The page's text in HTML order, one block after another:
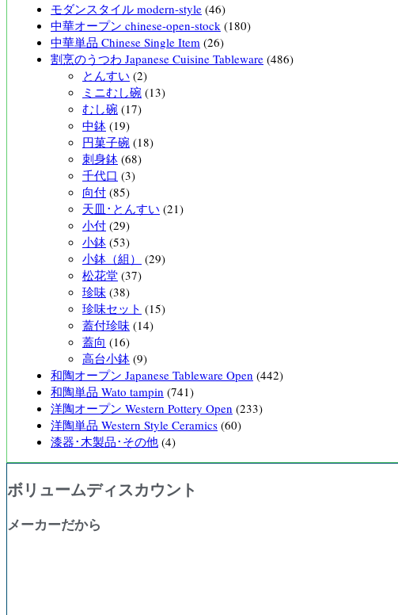
モダンスタイル modern-style (46)
中華オープン chinese-open-stock (180)
中華単品 Chinese Single Item (26)
割烹のうつわ Japanese Cuisine Tableware (486)
とんすい (2)
ミニむし碗 (13)
むし碗 (17)
中鉢 (19)
円菓子碗 (18)
刺身鉢 (68)
千代口 (3)
向付 (85)
天皿･とんすい (21)
小付 (29)
小鉢 (53)
小鉢（組）
(29)
松花堂 (37)
珍味 (38)
珍味セット (15)
蓋付珍味 (14)
蓋向 (16)
高台小鉢 (9)
和陶オープン Japanese Tableware Open (442)
和陶単品 Wato tampin (741)
洋陶オープン Western Pottery Open (233)
洋陶単品 Western Style Ceramics (60)
漆器･木製品･その他 (4)
ボリュームディスカウント
メーカーだから